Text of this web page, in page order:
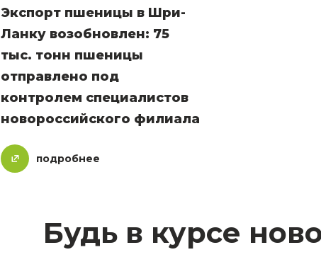
Экспорт пшеницы в Шри-
Ланку возобновлен: 75
тыс. тонн пшеницы
отправлено под
контролем специалистов
новороссийского филиала
подробнее
Будь в курсе